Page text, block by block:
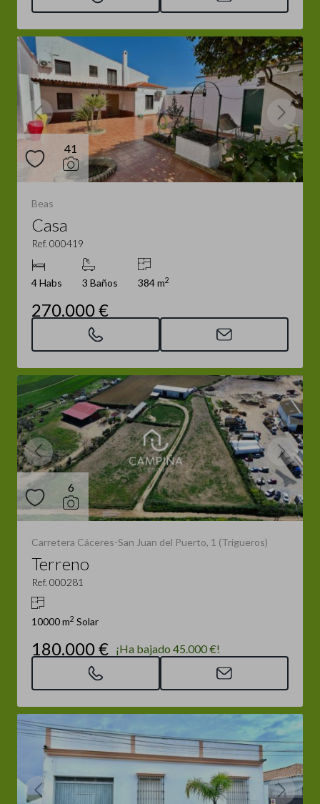
41
Beas
Casa
Ref. 000419
4 Habs 3 Baños 384 m2
270.000 €
6
Carretera Cáceres-San Juan del Puerto, 1 (Trigueros)
Terreno
Ref. 000281
10000 m2 Solar
180.000 € ¡Ha bajado 45.000 €!